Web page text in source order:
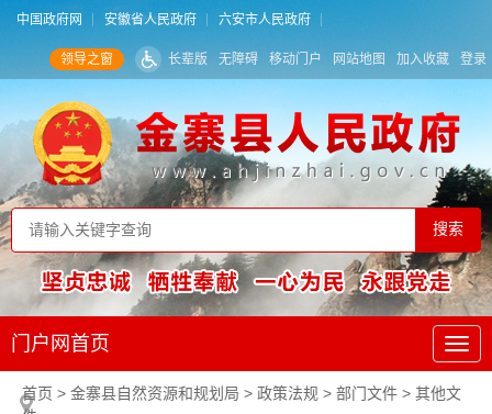
中国政府网 安徽省人民政府 六安市人民政府
领导之窗 长辈版 无障碍 移动门户 网站地图 加入收藏 登录
门户网首页
首页 > 金寨县自然资源和规划局 > 政策法规 > 部门文件 > 其他文